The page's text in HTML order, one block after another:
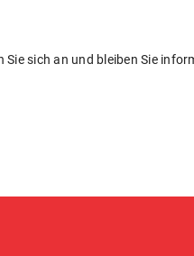
sich an und bleiben Sie